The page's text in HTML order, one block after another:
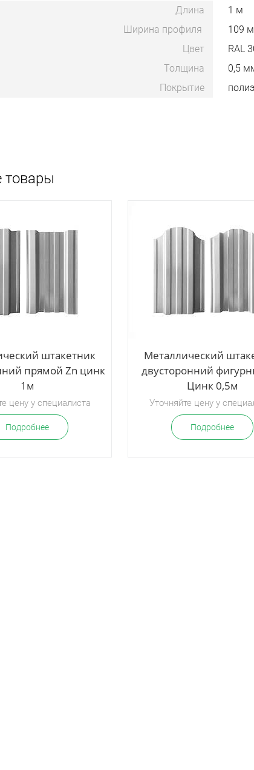
Длина
1 м
Ширина профиля
109
Цвет
RAL
Толщина
0,5
Покрытие
товары
штакетник
прямой Zn цинк
1м
цену у специалиста
Подробнее
Металлический
двусторонний
Цинк 0,5м
Уточняйте цену у
Подробнее